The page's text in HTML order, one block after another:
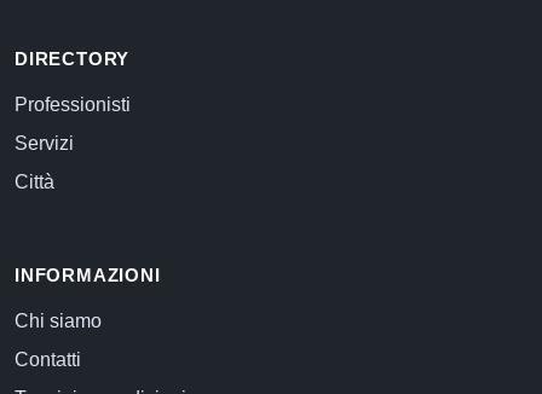
DIRECTORY
Professionisti
Servizi
Città
INFORMAZIONI
Chi siamo
Contatti